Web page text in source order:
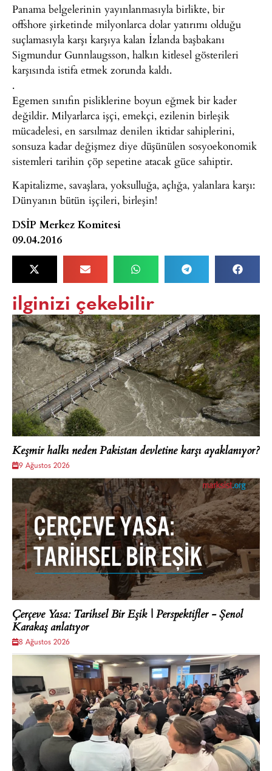
Panama belgelerinin yayınlanmasıyla birlikte, bir
offshore şirketinde milyonlarca dolar yatırımı olduğu
suçlamasıyla karşı karşıya kalan İzlanda başbakanı
Sigmundur Gunnlaugsson, halkın kitlesel gösterileri
karşısında istifa etmek zorunda kaldı.
.
Egemen sınıfın pisliklerine boyun eğmek bir kader
değildir. Milyarlarca işçi, emekçi, ezilenin birleşik
mücadelesi, en sarsılmaz denilen iktidar sahiplerini,
sonsuza kadar değişmez diye düşünülen sosyoekonomik
sistemleri tarihin çöp sepetine atacak güce sahiptir.
Kapitalizme, savaşlara, yoksulluğa, açlığa, yalanlara karşı:
Dünyanın bütün işçileri, birleşin!
DSİP Merkez Komitesi
09.04.2016
ilginizi çekebilir
Keşmir halkı neden Pakistan devletine karşı ayaklanıyor?
9 Ağustos 2026
Çerçeve Yasa: Tarihsel Bir Eşik | Perspektifler - Şenol
Karakaş anlatıyor
8 Ağustos 2026